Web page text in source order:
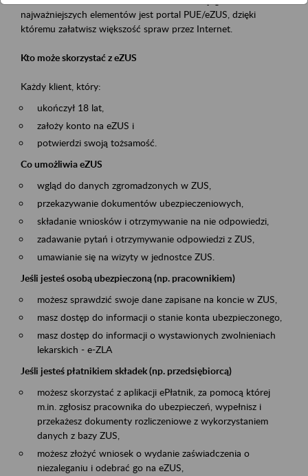
najważniejszych elementów jest portal PUE/eZUS, dzięki
któremu załatwisz większość spraw przez Internet.
Kto może skorzystać z eZUS
Każdy klient, który:
ukończył 18 lat,
założy konto na eZUS i
potwierdzi swoją tożsamość.
Co umożliwia eZUS
wgląd do danych zgromadzonych w ZUS,
przekazywanie dokumentów ubezpieczeniowych,
składanie wniosków i otrzymywanie na nie odpowiedzi,
zadawanie pytań i otrzymywanie odpowiedzi z ZUS,
umawianie się na wizyty w jednostce ZUS.
Jeśli jesteś osobą ubezpieczoną (np. pracownikiem)
możesz sprawdzić swoje dane zapisane na koncie w ZUS,
masz dostęp do informacji o stanie konta ubezpieczonego,
masz dostęp do informacji o wystawionych zwolnieniach
lekarskich - e-ZLA
Jeśli jesteś płatnikiem składek (np. przedsiębiorcą)
możesz skorzystać z aplikacji ePłatnik, za pomocą której
m.in. zgłosisz pracownika do ubezpieczeń, wypełnisz i
przekażesz dokumenty rozliczeniowe z wykorzystaniem
danych z bazy ZUS,
możesz złożyć wniosek o wydanie zaświadczenia o
niezaleganiu i odebrać go na eZUS,